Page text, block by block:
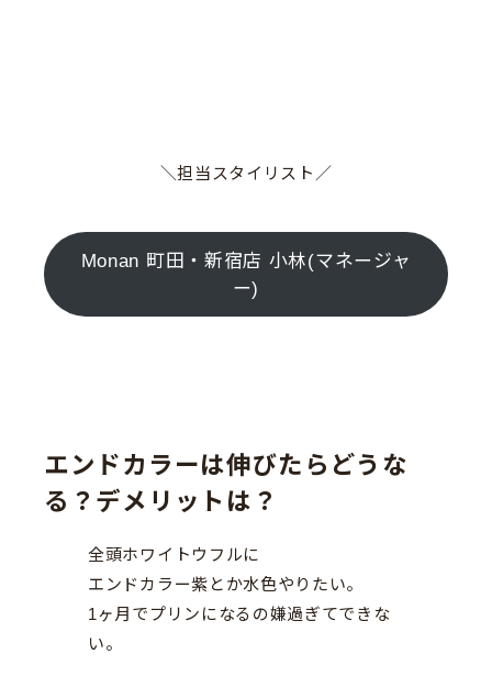
＼担当スタイリスト／
Monan 町田・新宿店 小林(マネージャ
ー)
エンドカラーは伸びたらどうな
る？デメリットは？
全頭ホワイトウフルに
エンドカラー紫とか水色やりたい。
1ヶ月でプリンになるの嫌過ぎてできな
い。